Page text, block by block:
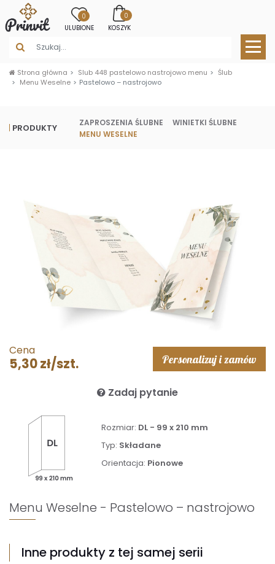
0
ULUBIONE
0
KOSZYK
Strona główna Slub 448 pastelowo nastrojowo menu
Ślub
Menu Weselne
Pastelowo – nastrojowo
PRODUKTY ZAPROSZENIA ŚLUBNE
WINIETKI ŚLUBNE
MENU WESELNE
Cena
5,30 zł/szt. Personalizuj i zamów
Zadaj pytanie
Rozmiar: DL - 99 x 210 mm
Typ: Składane
Orientacja: Pionowe
Menu Weselne - Pastelowo – nastrojowo
Inne produkty z tej samej serii